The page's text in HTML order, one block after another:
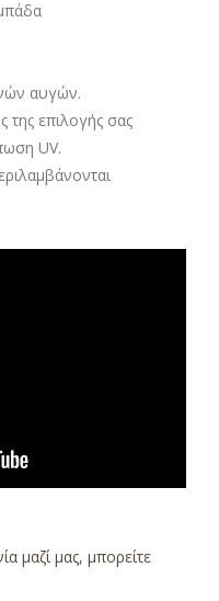
αυγών.
επιλογής σας
UV.
μαζί μας, μπορείτε